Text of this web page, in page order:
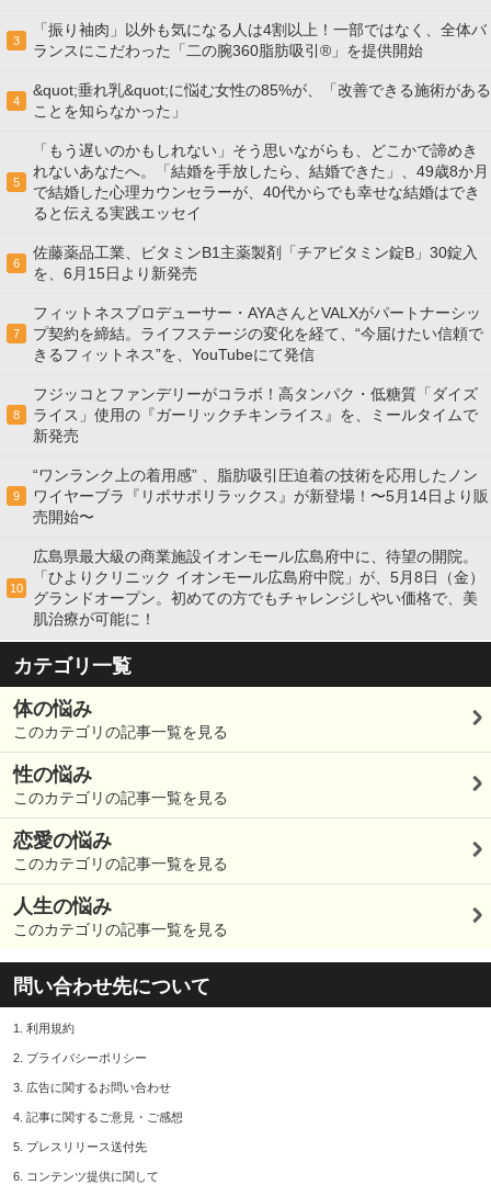
3
「振り袖肉」以外も気になる人は4割以上！一部ではなく、全体バ
ランスにこだわった「二の腕360脂肪吸引®」を提供開始
4
&quot;垂れ乳&quot;に悩む女性の85%が、「改善できる施術がある
ことを知らなかった」
5
「もう遅いのかもしれない」そう思いながらも、どこかで諦めき
れないあなたへ。「結婚を手放したら、結婚できた」、49歳8か月
で結婚した心理カウンセラーが、40代からでも幸せな結婚はでき
ると伝える実践エッセイ
6
佐藤薬品工業、ビタミンB1主薬製剤「チアビタミン錠B」30錠入
を、6月15日より新発売
7
フィットネスプロデューサー・AYAさんとVALXがパートナーシッ
プ契約を締結。ライフステージの変化を経て、“今届けたい信頼で
きるフィットネス”を、YouTubeにて発信
8
フジッコとファンデリーがコラボ！高タンパク・低糖質「ダイズ
ライス」使用の『ガーリックチキンライス』を、ミールタイムで
新発売
9
“ワンランク上の着用感” 、脂肪吸引圧迫着の技術を応用したノン
ワイヤーブラ『リポサポリラックス』が新登場！〜5月14日より販
売開始〜
10
広島県最大級の商業施設イオンモール広島府中に、待望の開院。
「ひよりクリニック イオンモール広島府中院」が、5月8日（金）
グランドオープン。初めての方でもチャレンジしやい価格で、美
肌治療が可能に！
カテゴリ一覧
体の悩み
このカテゴリの記事一覧を見る
性の悩み
このカテゴリの記事一覧を見る
恋愛の悩み
このカテゴリの記事一覧を見る
人生の悩み
このカテゴリの記事一覧を見る
問い合わせ先について
1. 利用規約
2. プライバシーポリシー
3. 広告に関するお問い合わせ
4. 記事に関するご意見・ご感想
5. プレスリリース送付先
6. コンテンツ提供に関して